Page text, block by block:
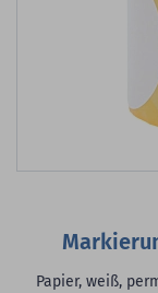
Papier, weiß,